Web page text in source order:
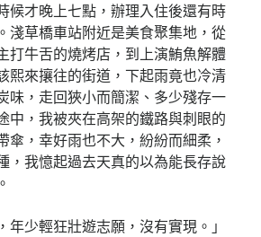
候才晚上七點，辦理入住後還有時
淺草橋車站附近是美食聚集地，從
打牛舌的燒烤店，到上演鮪魚解體
熙來攘往的街道，下起雨竟也冷清
味，走回狹小而簡潔、多少殘存一
中，我被夾在高架的鐵路與刺眼的
傘，幸好雨也不大，紛紛而細柔，
，我憶起過去天真的以為能長存說
少輕狂壯遊志願，沒有實現。」